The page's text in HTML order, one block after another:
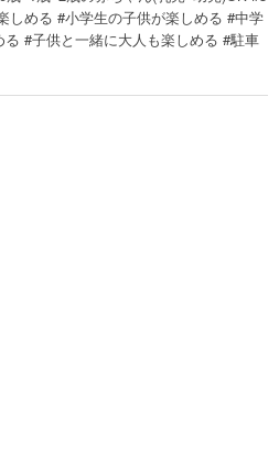
しめる #小学生の子供が楽しめる #中学
#子供と一緒に大人も楽しめる #駐車